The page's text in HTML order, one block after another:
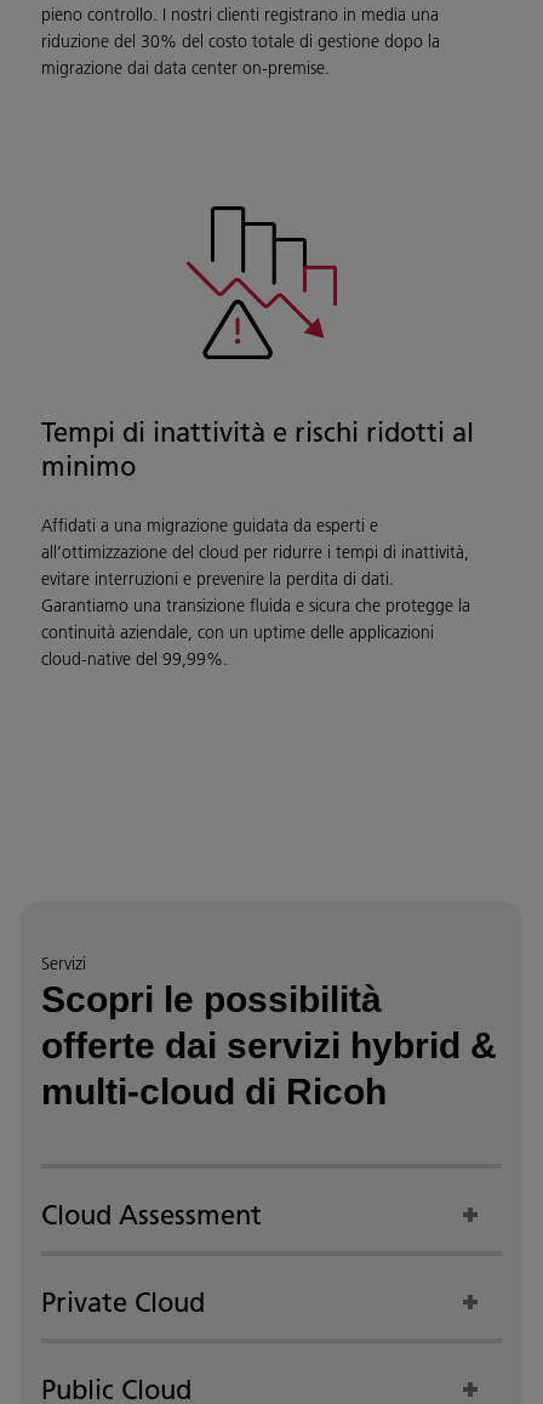
pieno controllo. I nostri clienti registrano in media una
riduzione del 30% del costo totale di gestione dopo la
migrazione dai data center on-premise.
Tempi di inattività e rischi ridotti al
minimo
Affidati a una migrazione guidata da esperti e
all’ottimizzazione del cloud per ridurre i tempi di inattività,
evitare interruzioni e prevenire la perdita di dati.
Garantiamo una transizione fluida e sicura che protegge la
continuità aziendale, con un uptime delle applicazioni
cloud-native del 99,99%.
Servizi
Scopri le possibilità
offerte dai servizi hybrid &
multi-cloud di Ricoh
Cloud Assessment
Private Cloud
Public Cloud